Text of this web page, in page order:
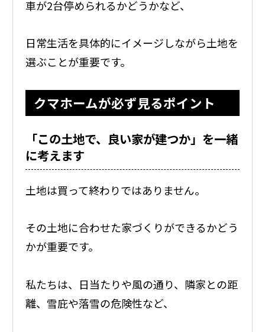
車が2台停められるかどうかなど、
日常生活を具体的にイメージしながら土地を
選ぶことが重要です。
クマホームが必ず見るポイント
「この土地で、良い家が建つか」を一緒
に考えます
土地は買って終わりではありません。
その土地に合わせた家づくりができるかどう
かが重要です。
私たちは、日当たりや風の通り、隣家との距
離、雪庇や落雪の危険性など、